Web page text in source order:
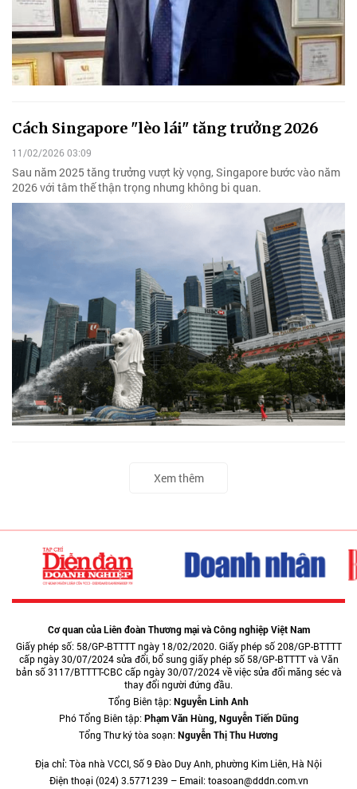
Cách Singapore "lèo lái" tăng trưởng 2026
11/02/2026 03:09
Sau năm 2025 tăng trưởng vượt kỳ vọng, Singapore bước vào năm
2026 với tâm thế thận trọng nhưng không bi quan.
Xem thêm
Cơ quan của Liên đoàn Thương mại và Công nghiệp Việt Nam
Giấy phép số: 58/GP-BTTTT ngày 18/02/2020. Giấy phép số 208/GP-BTTTT
cấp ngày 30/07/2024 sửa đổi, bổ sung giấy phép số 58/GP-BTTTT và Văn
bản số 3117/BTTTT-CBC cấp ngày 30/07/2024 về việc sửa đổi măng séc và
thay đổi người đứng đầu.
Tổng Biên tập:Nguyễn Linh Anh
Phó Tổng Biên tập:Phạm Văn Hùng, Nguyễn Tiến Dũng
Tổng Thư ký tòa soạn:Nguyễn Thị Thu Hương
Địa chỉ: Tòa nhà VCCI, Số 9 Đào Duy Anh, phường Kim Liên, Hà Nội
Điện thoại (024) 3.5771239 – Email: toasoan@dddn.com.vn